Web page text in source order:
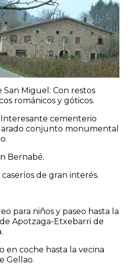
San Miguel: Con restos
románicos y góticos.
cementerio
conjunto monumental
Bernabé.
de gran interés.
para niños y paseo hasta la
Apotzaga-Etxebarri de
en coche hasta la vecina
Gellao.